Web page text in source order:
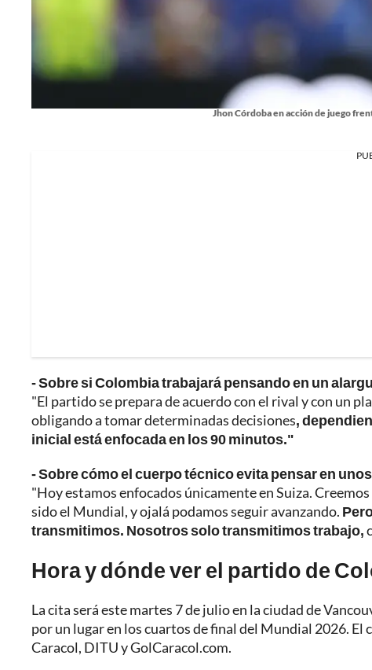
Jhon Córdoba en acción de juego
- Sobre si Colombia trabajará pensando en un
"El partido se prepara de acuerdo con el rival y con un
obligando a tomar determinadas decisiones,
inicial está enfocada en los 90 minutos."
- Sobre cómo el cuerpo técnico evita pensar en
"Hoy estamos enfocados únicamente en Suiza.
sido el Mundial, y ojalá podamos seguir avanzando.
transmitimos. Nosotros solo transmitimos trabajo,
Hora y dónde ver el partido de
La cita será este martes 7 de julio en la ciudad de
por un lugar en los cuartos de final del Mundial 2026.
Caracol, DITU y GolCaracol.com.